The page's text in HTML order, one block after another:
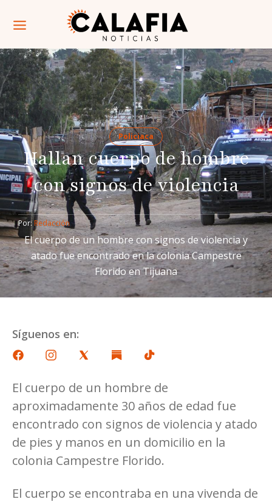
Policiaca
Hallan cuerpo de hombre
con signos de violencia
Por: Redacción
El cuerpo de un hombre con signos de violencia y
atado fue encontrado en la colonia Campestre
Florido en Tijuana
Síguenos en:
El cuerpo de un hombre de
aproximadamente 30 años de edad fue
encontrado con signos de violencia y atado
de pies y manos en un domicilio en la
colonia Campestre Florido.
El cuerpo se encontraba en una vivenda de